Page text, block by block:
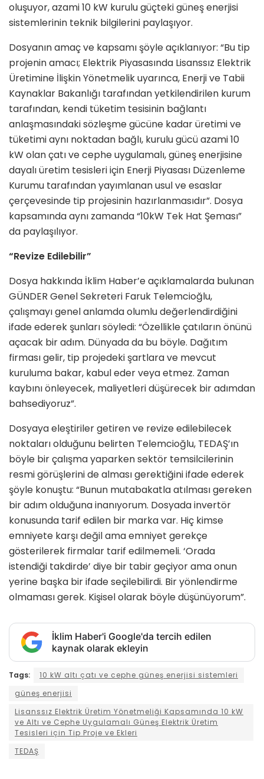
oluşuyor, azami 10 kW kurulu güçteki güneş enerjisi
sistemlerinin teknik bilgilerini paylaşıyor.
Dosyanın amaç ve kapsamı şöyle açıklanıyor: “Bu tip
projenin amacı; Elektrik Piyasasında Lisanssız Elektrik
Üretimine İlişkin Yönetmelik uyarınca, Enerji ve Tabii
Kaynaklar Bakanlığı tarafından yetkilendirilen kurum
tarafından, kendi tüketim tesisinin bağlantı
anlaşmasındaki sözleşme gücüne kadar üretimi ve
tüketimi aynı noktadan bağlı, kurulu gücü azami 10
kW olan çatı ve cephe uygulamalı, güneş enerjisine
dayalı üretim tesisleri için Enerji Piyasası Düzenleme
Kurumu tarafından yayımlanan usul ve esaslar
çerçevesinde tip projesinin hazırlanmasıdır”. Dosya
kapsamında aynı zamanda “10kW Tek Hat Şeması”
da paylaşılıyor.
“Revize Edilebilir”
Dosya hakkında İklim Haber’e açıklamalarda bulunan
GÜNDER Genel Sekreteri Faruk Telemcioğlu,
çalışmayı genel anlamda olumlu değerlendirdiğini
ifade ederek şunları söyledi: “Özellikle çatıların önünü
açacak bir adım. Dünyada da bu böyle. Dağıtım
firması gelir, tip projedeki şartlara ve mevcut
kuruluma bakar, kabul eder veya etmez. Zaman
kaybını önleyecek, maliyetleri düşürecek bir adımdan
bahsediyoruz”.
Dosyaya eleştiriler getiren ve revize edilebilecek
noktaları olduğunu belirten Telemcioğlu, TEDAŞ’ın
böyle bir çalışma yaparken sektör temsilcilerinin
resmi görüşlerini de alması gerektiğini ifade ederek
şöyle konuştu: “Bunun mutabakatla atılması gereken
bir adım olduğuna inanıyorum. Dosyada invertör
konusunda tarif edilen bir marka var. Hiç kimse
emniyete karşı değil ama emniyet gerekçe
gösterilerek firmalar tarif edilmemeli. ‘Orada
istendiği takdirde’ diye bir tabir geçiyor ama onun
yerine başka bir ifade seçilebilirdi. Bir yönlendirme
olmaması gerek. Kişisel olarak böyle düşünüyorum”.
İklim Haber'i Google'da tercih edilen
kaynak olarak ekleyin
Tags:
10 kW altı çatı ve cephe güneş enerjisi sistemleri
güneş enerjisi
Lisanssız Elektrik Üretim Yönetmeliği Kapsamında 10 kW
ve Altı ve Cephe Uygulamalı Güneş Elektrik Üretim
Tesisleri için Tip Proje ve Ekleri
TEDAŞ